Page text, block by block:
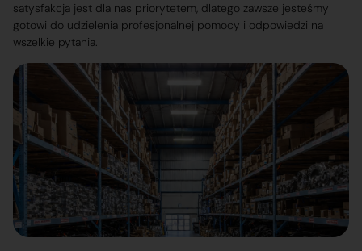
satysfakcja jest dla nas priorytetem, dlatego zawsze jesteśmy
gotowi do udzielenia profesjonalnej pomocy i odpowiedzi na
wszelkie pytania.